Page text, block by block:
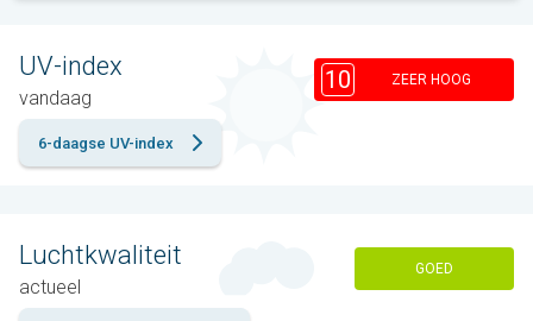
UV-index
vandaag
10 ZEER HOOG
6-daagse UV-index
Luchtkwaliteit
actueel
GOED